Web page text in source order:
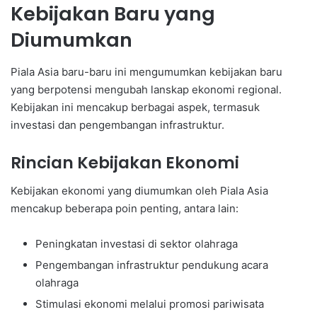
Kebijakan Baru yang
Diumumkan
Piala Asia baru-baru ini mengumumkan kebijakan baru
yang berpotensi mengubah lanskap ekonomi regional.
Kebijakan ini mencakup berbagai aspek, termasuk
investasi dan pengembangan infrastruktur.
Rincian Kebijakan Ekonomi
Kebijakan ekonomi yang diumumkan oleh Piala Asia
mencakup beberapa poin penting, antara lain:
Peningkatan investasi di sektor olahraga
Pengembangan infrastruktur pendukung acara
olahraga
Stimulasi ekonomi melalui promosi pariwisata